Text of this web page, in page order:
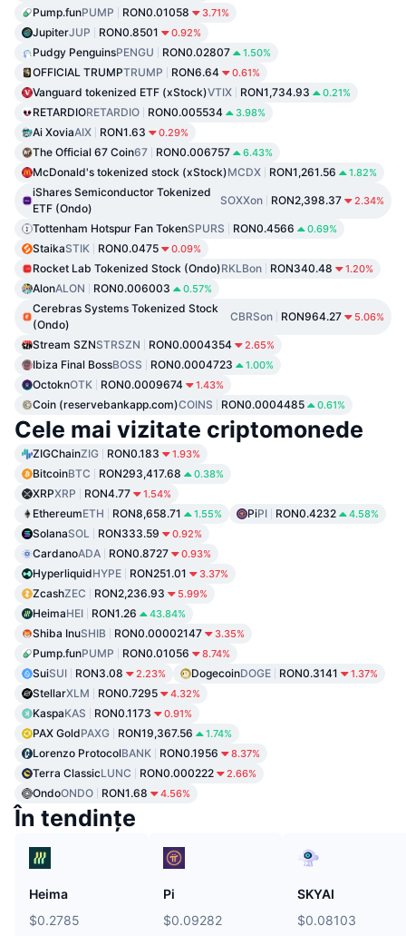
Pump.funPUMP RON0.01058 3.71%
JupiterJUP RON0.8501 0.92%
Pudgy PenguinsPENGU RON0.02807 1.50%
OFFICIAL TRUMPTRUMP RON6.64 0.61%
Vanguard tokenized ETF (xStock)VTIX RON1,734.93 0.21%
RETARDIORETARDIO RON0.005534 3.98%
Ai XoviaAIX RON1.63 0.29%
The Official 67 Coin67 RON0.006757 6.43%
McDonald's tokenized stock (xStock)MCDX RON1,261.56 1.82%
iShares Semiconductor Tokenized
ETF (Ondo)
SOXXon RON2,398.37 2.34%
Tottenham Hotspur Fan TokenSPURS RON0.4566 0.69%
StaikaSTIK RON0.0475 0.09%
Rocket Lab Tokenized Stock (Ondo)RKLBon RON340.48 1.20%
AlonALON RON0.006003 0.57%
Cerebras Systems Tokenized Stock
(Ondo)
CBRSon RON964.27 5.06%
Stream SZNSTRSZN RON0.0004354 2.65%
Ibiza Final BossBOSS RON0.0004723 1.00%
OctoknOTK RON0.0009674 1.43%
Coin (reservebankapp.com)COINS RON0.0004485 0.61%
Cele mai vizitate criptomonede
ZIGChainZIG RON0.183 1.93%
BitcoinBTC RON293,417.68 0.38%
XRPXRP RON4.77 1.54%
EthereumETH RON8,658.71 1.55% PiPI RON0.4232 4.58%
SolanaSOL RON333.59 0.92%
CardanoADA RON0.8727 0.93%
HyperliquidHYPE RON251.01 3.37%
ZcashZEC RON2,236.93 5.99%
HeimaHEI RON1.26 43.84%
Shiba InuSHIB RON0.00002147 3.35%
Pump.funPUMP RON0.01056 8.74%
SuiSUI RON3.08 2.23% DogecoinDOGE RON0.3141 1.37%
StellarXLM RON0.7295 4.32%
KaspaKAS RON0.1173 0.91%
PAX GoldPAXG RON19,367.56 1.74%
Lorenzo ProtocolBANK RON0.1956 8.37%
Terra ClassicLUNC RON0.000222 2.66%
OndoONDO RON1.68 4.56%
În tendințe
Heima
$0.2785
Pi
$0.09282
SKYAI
$0.08103